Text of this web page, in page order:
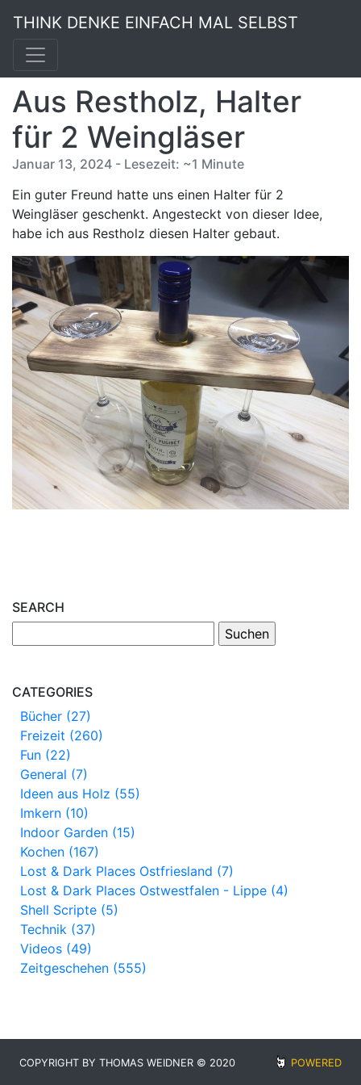
THINK DENKE EINFACH MAL SELBST
Aus Restholz, Halter
für 2 Weingläser
Januar 13, 2024 - Lesezeit: ~1 Minute
Ein guter Freund hatte uns einen Halter für 2
Weingläser geschenkt. Angesteckt von dieser Idee,
habe ich aus Restholz diesen Halter gebaut.
SEARCH
CATEGORIES
Bücher (27)
Freizeit (260)
Fun (22)
General (7)
Ideen aus Holz (55)
Imkern (10)
Indoor Garden (15)
Kochen (167)
Lost & Dark Places Ostfriesland (7)
Lost & Dark Places Ostwestfalen - Lippe (4)
Shell Scripte (5)
Technik (37)
Videos (49)
Zeitgeschehen (555)
COPYRIGHT BY THOMAS WEIDNER © 2020 POWERED